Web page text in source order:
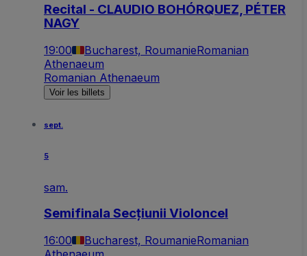
Recital - CLAUDIO BOHÓRQUEZ, PÉTER
NAGY
19:00 Bucharest, RoumanieRomanian
Athenaeum
Romanian Athenaeum
Voir les billets
sept.
5
sam.
Semifinala Secțiunii Violoncel
16:00 Bucharest, RoumanieRomanian